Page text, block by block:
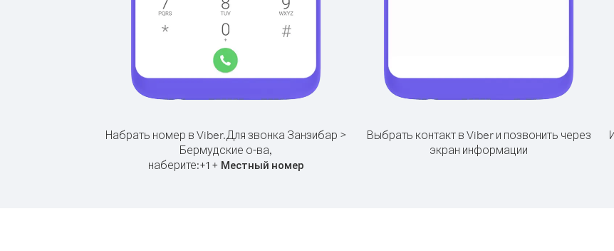
Набрать номер в Viber.Для звонка Занзибар >
Бермудские о-ва,
наберите:+1+ Местный номер
Выбрать контакт в Viber и позвонить через
экран информации